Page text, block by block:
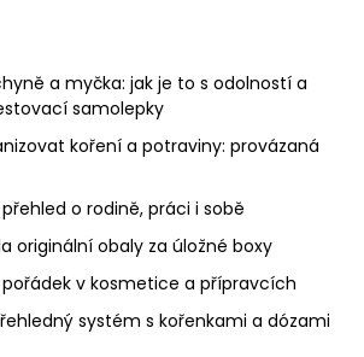
a myčka: jak je to s odolností a
samolepky
koření a potraviny: provázaná
o rodině, práci i sobě
originální obaly za úložné boxy
v kosmetice a přípravcích
systém s kořenkami a dózami